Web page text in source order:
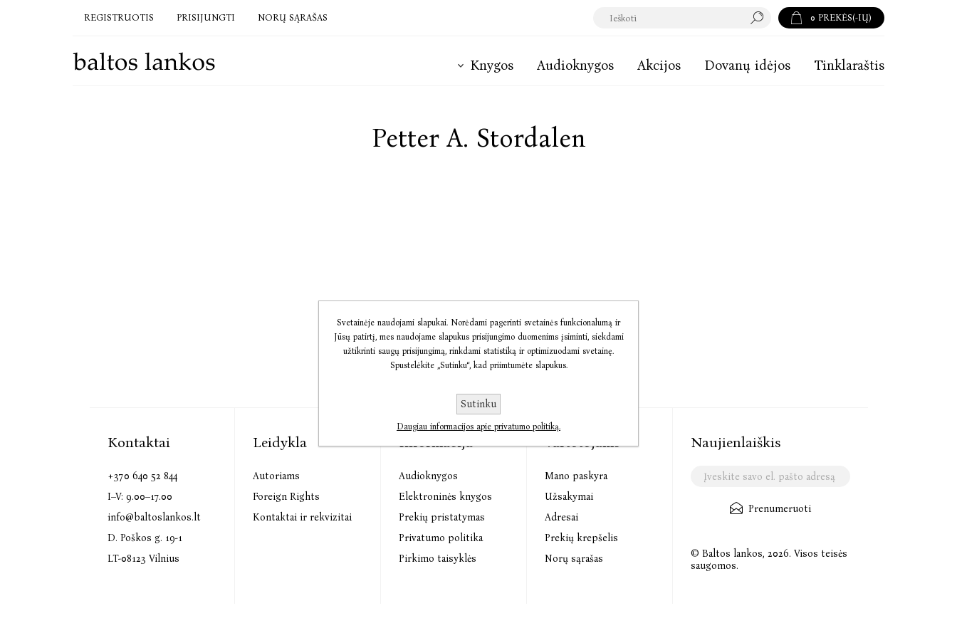
REGISTRUOTIS PRISIJUNGTI NORŲ SĄRAŠAS 0 PREKĖS(-IŲ)
Knygos Audioknygos Akcijos Dovanų idėjos Tinklaraštis
Petter A. Stordalen
Kontaktai
+370 640 52 844
I–V: 9.00–17.00
info@baltoslankos.lt
D. Poškos g. 19-1
LT-08123 Vilnius
Leidykla
Autoriams
Foreign Rights
Kontaktai ir rekvizitai
Informacija
Audioknygos
Elektroninės knygos
Prekių pristatymas
Privatumo politika
Pirkimo taisyklės
Vartotojams
Mano paskyra
Užsakymai
Adresai
Prekių krepšelis
Norų sąrašas
Naujienlaiškis
Prenumeruoti
© Baltos lankos, 2026. Visos teisės
saugomos.
Svetainėje naudojami slapukai. Norėdami pagerinti svetainės funkcionalumą ir
Jūsų patirtį, mes naudojame slapukus prisijungimo duomenims įsiminti, siekdami
užtikrinti saugų prisijungimą, rinkdami statistiką ir optimizuodami svetainę.
Spustelėkite „Sutinku“, kad priimtumėte slapukus.
Sutinku
Daugiau informacijos apie privatumo politiką.